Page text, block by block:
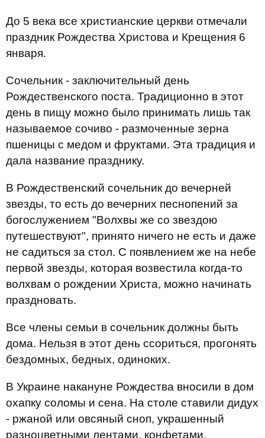
До 5 века все христианские церкви отмечали
праздник Рождества Христова и Крещения 6
января.
Сочельник - заключительный день
Рождественского поста. Традиционно в этот
день в пищу можно было принимать лишь так
называемое сочиво - размоченные зерна
пшеницы с медом и фруктами. Эта традиция и
дала название празднику.
В Рождественский сочельник до вечерней
звезды, то есть до вечерних песнопений за
богослужением "Волхвы же со звездою
путешествуют", принято ничего не есть и даже
не садиться за стол. С появлением же на небе
первой звезды, которая возвестила когда-то
волхвам о рождении Христа, можно начинать
праздновать.
Все члены семьи в сочельник должны быть
дома. Нельзя в этот день ссориться, прогонять
бездомных, бедных, одиноких.
В Украине накануне Рождества вносили в дом
охапку соломы и сена. На столе ставили дидух
- ржаной или овсяный сноп, украшенный
разноцветными лентами, конфетами,